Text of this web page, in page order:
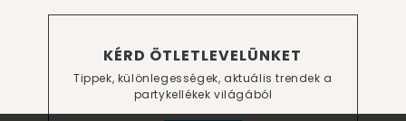
KÉRD ÖTLETLEVELÜNKET
Tippek, különlegességek, aktuális trendek a
partykellékek világából